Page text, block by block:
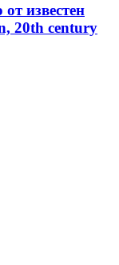
известен
20th century